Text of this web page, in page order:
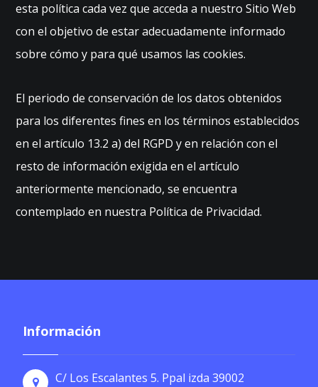
esta política cada vez que acceda a nuestro Sitio Web
con el objetivo de estar adecuadamente informado
sobre cómo y para qué usamos las cookies.
El periodo de conservación de los datos obtenidos
para los diferentes fines en los términos establecidos
en el artículo 13.2 a) del RGPD y en relación con el
resto de información exigida en el artículo
anteriormente mencionado, se encuentra
contemplado en nuestra Política de Privacidad.
Información
C/ Los Escalantes 5. Ppal izda 39002